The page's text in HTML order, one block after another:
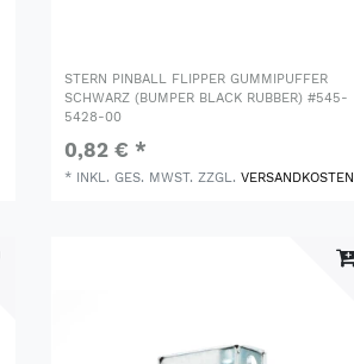
STERN PINBALL FLIPPER GUMMIPUFFER
SCHWARZ (BUMPER BLACK RUBBER) #545-
5428-00
0,82 € *
* INKL. GES. MWST. ZZGL.VERSANDKOSTEN